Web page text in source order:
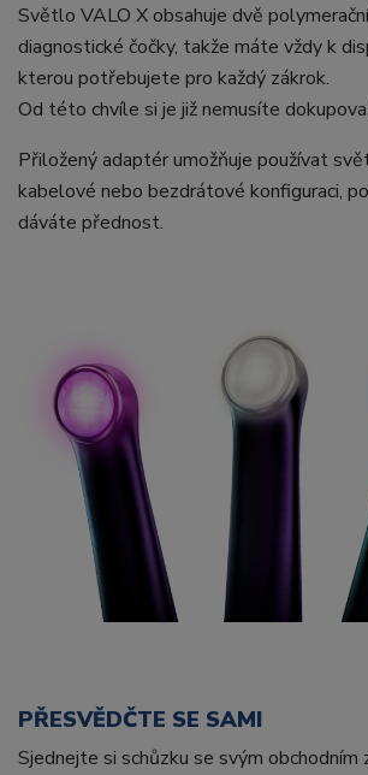
Světlo VALO X obsahuje dvě
diagnostické čočky, takže máte vždy k
kterou potřebujete pro každý zákrok.
Od této chvíle si je již nemusíte
Přiložený adaptér umožňuje používat
kabelové nebo bezdrátové konfiguraci,
dáváte přednost.
PŘESVĚDČTE SE SAMI
Sjednejte si schůzku se svým obchodním